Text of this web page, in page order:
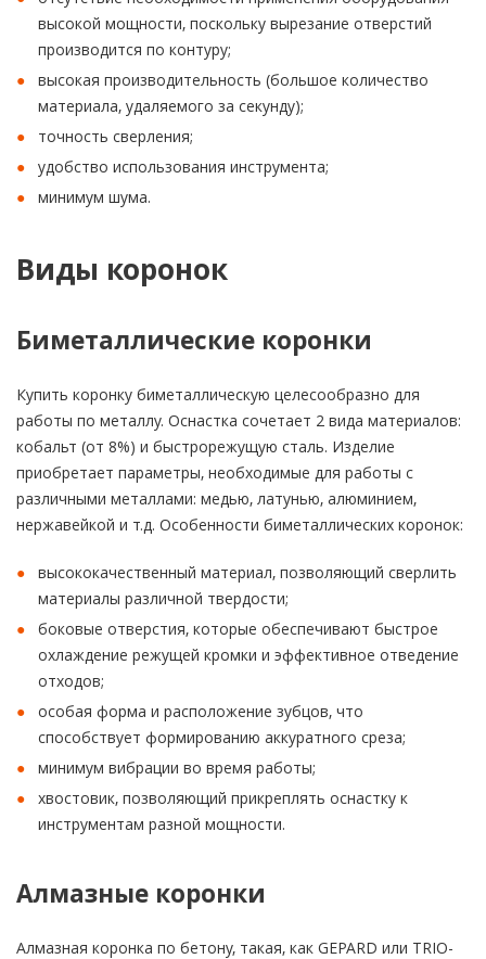
высокой мощности, поскольку вырезание отверстий
производится по контуру;
высокая производительность (большое количество
материала, удаляемого за секунду);
точность сверления;
удобство использования инструмента;
минимум шума.
Виды коронок
Биметаллические коронки
Купить коронку биметаллическую целесообразно для
работы по металлу. Оснастка сочетает 2 вида материалов:
кобальт (от 8%) и быстрорежущую сталь. Изделие
приобретает параметры, необходимые для работы с
различными металлами: медью, латунью, алюминием,
нержавейкой и т.д. Особенности биметаллических коронок:
высококачественный материал, позволяющий сверлить
материалы различной твердости;
боковые отверстия, которые обеспечивают быстрое
охлаждение режущей кромки и эффективное отведение
отходов;
особая форма и расположение зубцов, что
способствует формированию аккуратного среза;
минимум вибрации во время работы;
хвостовик, позволяющий прикреплять оснастку к
инструментам разной мощности.
Алмазные коронки
Алмазная коронка по бетону, такая, как GEPARD или TRIO-